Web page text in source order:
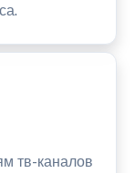
тв-каналов